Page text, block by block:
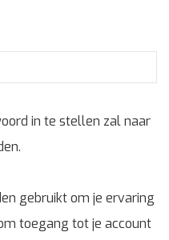
in te stellen zal naar
gebruikt om je ervaring
toegang tot je account